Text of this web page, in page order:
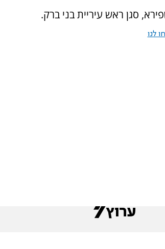
סגן ראש עיריית בני ברק.
לנו